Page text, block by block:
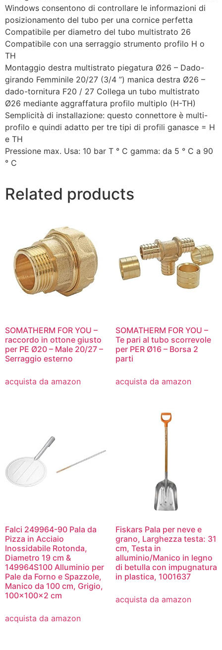
Windows consentono di controllare le informazioni di
posizionamento del tubo per una cornice perfetta
Compatibile per diametro del tubo multistrato 26
Compatibile con una serraggio strumento profilo H o
TH
Montaggio destra multistrato piegatura Ø26 – Dado-
girando Femminile 20/27 (3/4 ”) manica destra Ø26 –
dado-tornitura F20 / 27 Collega un tubo multistrato
Ø26 mediante aggraffatura profilo multiplo (H-TH)
Semplicità di installazione: questo connettore è multi-
profilo e quindi adatto per tre tipi di profili ganasce = H
e TH
Pressione max. Usa: 10 bar T ° C gamma: da 5 ° C a 90
° C
Related products
SOMATHERM FOR YOU –
raccordo in ottone giusto
per PE Ø20 – Male 20/27 –
Serraggio esterno
acquista da amazon
SOMATHERM FOR YOU –
Te pari al tubo scorrevole
per PER Ø16 – Borsa 2
parti
acquista da amazon
Falci 249964-90 Pala da
Pizza in Acciaio
Inossidabile Rotonda,
Diametro 19 cm &
149964S100 Alluminio per
Pale da Forno e Spazzole,
Manico da 100 cm, Grigio,
100x100x2 cm
acquista da amazon
Fiskars Pala per neve e
grano, Larghezza testa: 31
cm, Testa in
alluminio/Manico in legno
di betulla con impugnatura
in plastica, 1001637
acquista da amazon